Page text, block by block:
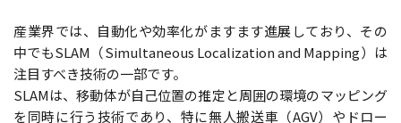
産業界では、自動化や効率化がますます進展しており、その
中でもSLAM（Simultaneous Localization and Mapping）は
注目すべき技術の一部です。
SLAMは、移動体が自己位置の推定と周囲の環境のマッピング
を同時に行う技術であり、特に無人搬送車（AGV）やドロー